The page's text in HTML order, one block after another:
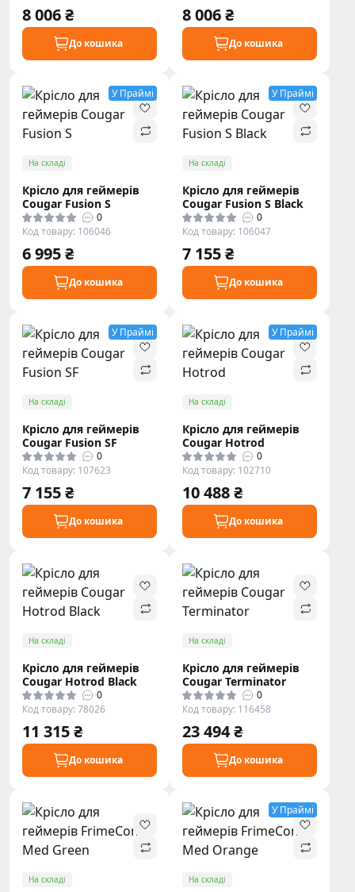
8 006 ₴
До кошика
8 006 ₴
До кошика
У Праймі
На складі
Крісло для геймерів
Cougar Fusion S
0
Код товару: 106046
6 995 ₴
До кошика
У Праймі
На складі
Крісло для геймерів
Cougar Fusion S Black
0
Код товару: 106047
7 155 ₴
До кошика
У Праймі
На складі
Крісло для геймерів
Cougar Fusion SF
0
Код товару: 107623
7 155 ₴
До кошика
У Праймі
На складі
Крісло для геймерів
Cougar Hotrod
0
Код товару: 102710
10 488 ₴
До кошика
На складі
Крісло для геймерів
Cougar Hotrod Black
0
Код товару: 78026
11 315 ₴
До кошика
На складі
Крісло для геймерів
Cougar Terminator
0
Код товару: 116458
23 494 ₴
До кошика
На складі
У Праймі
На складі